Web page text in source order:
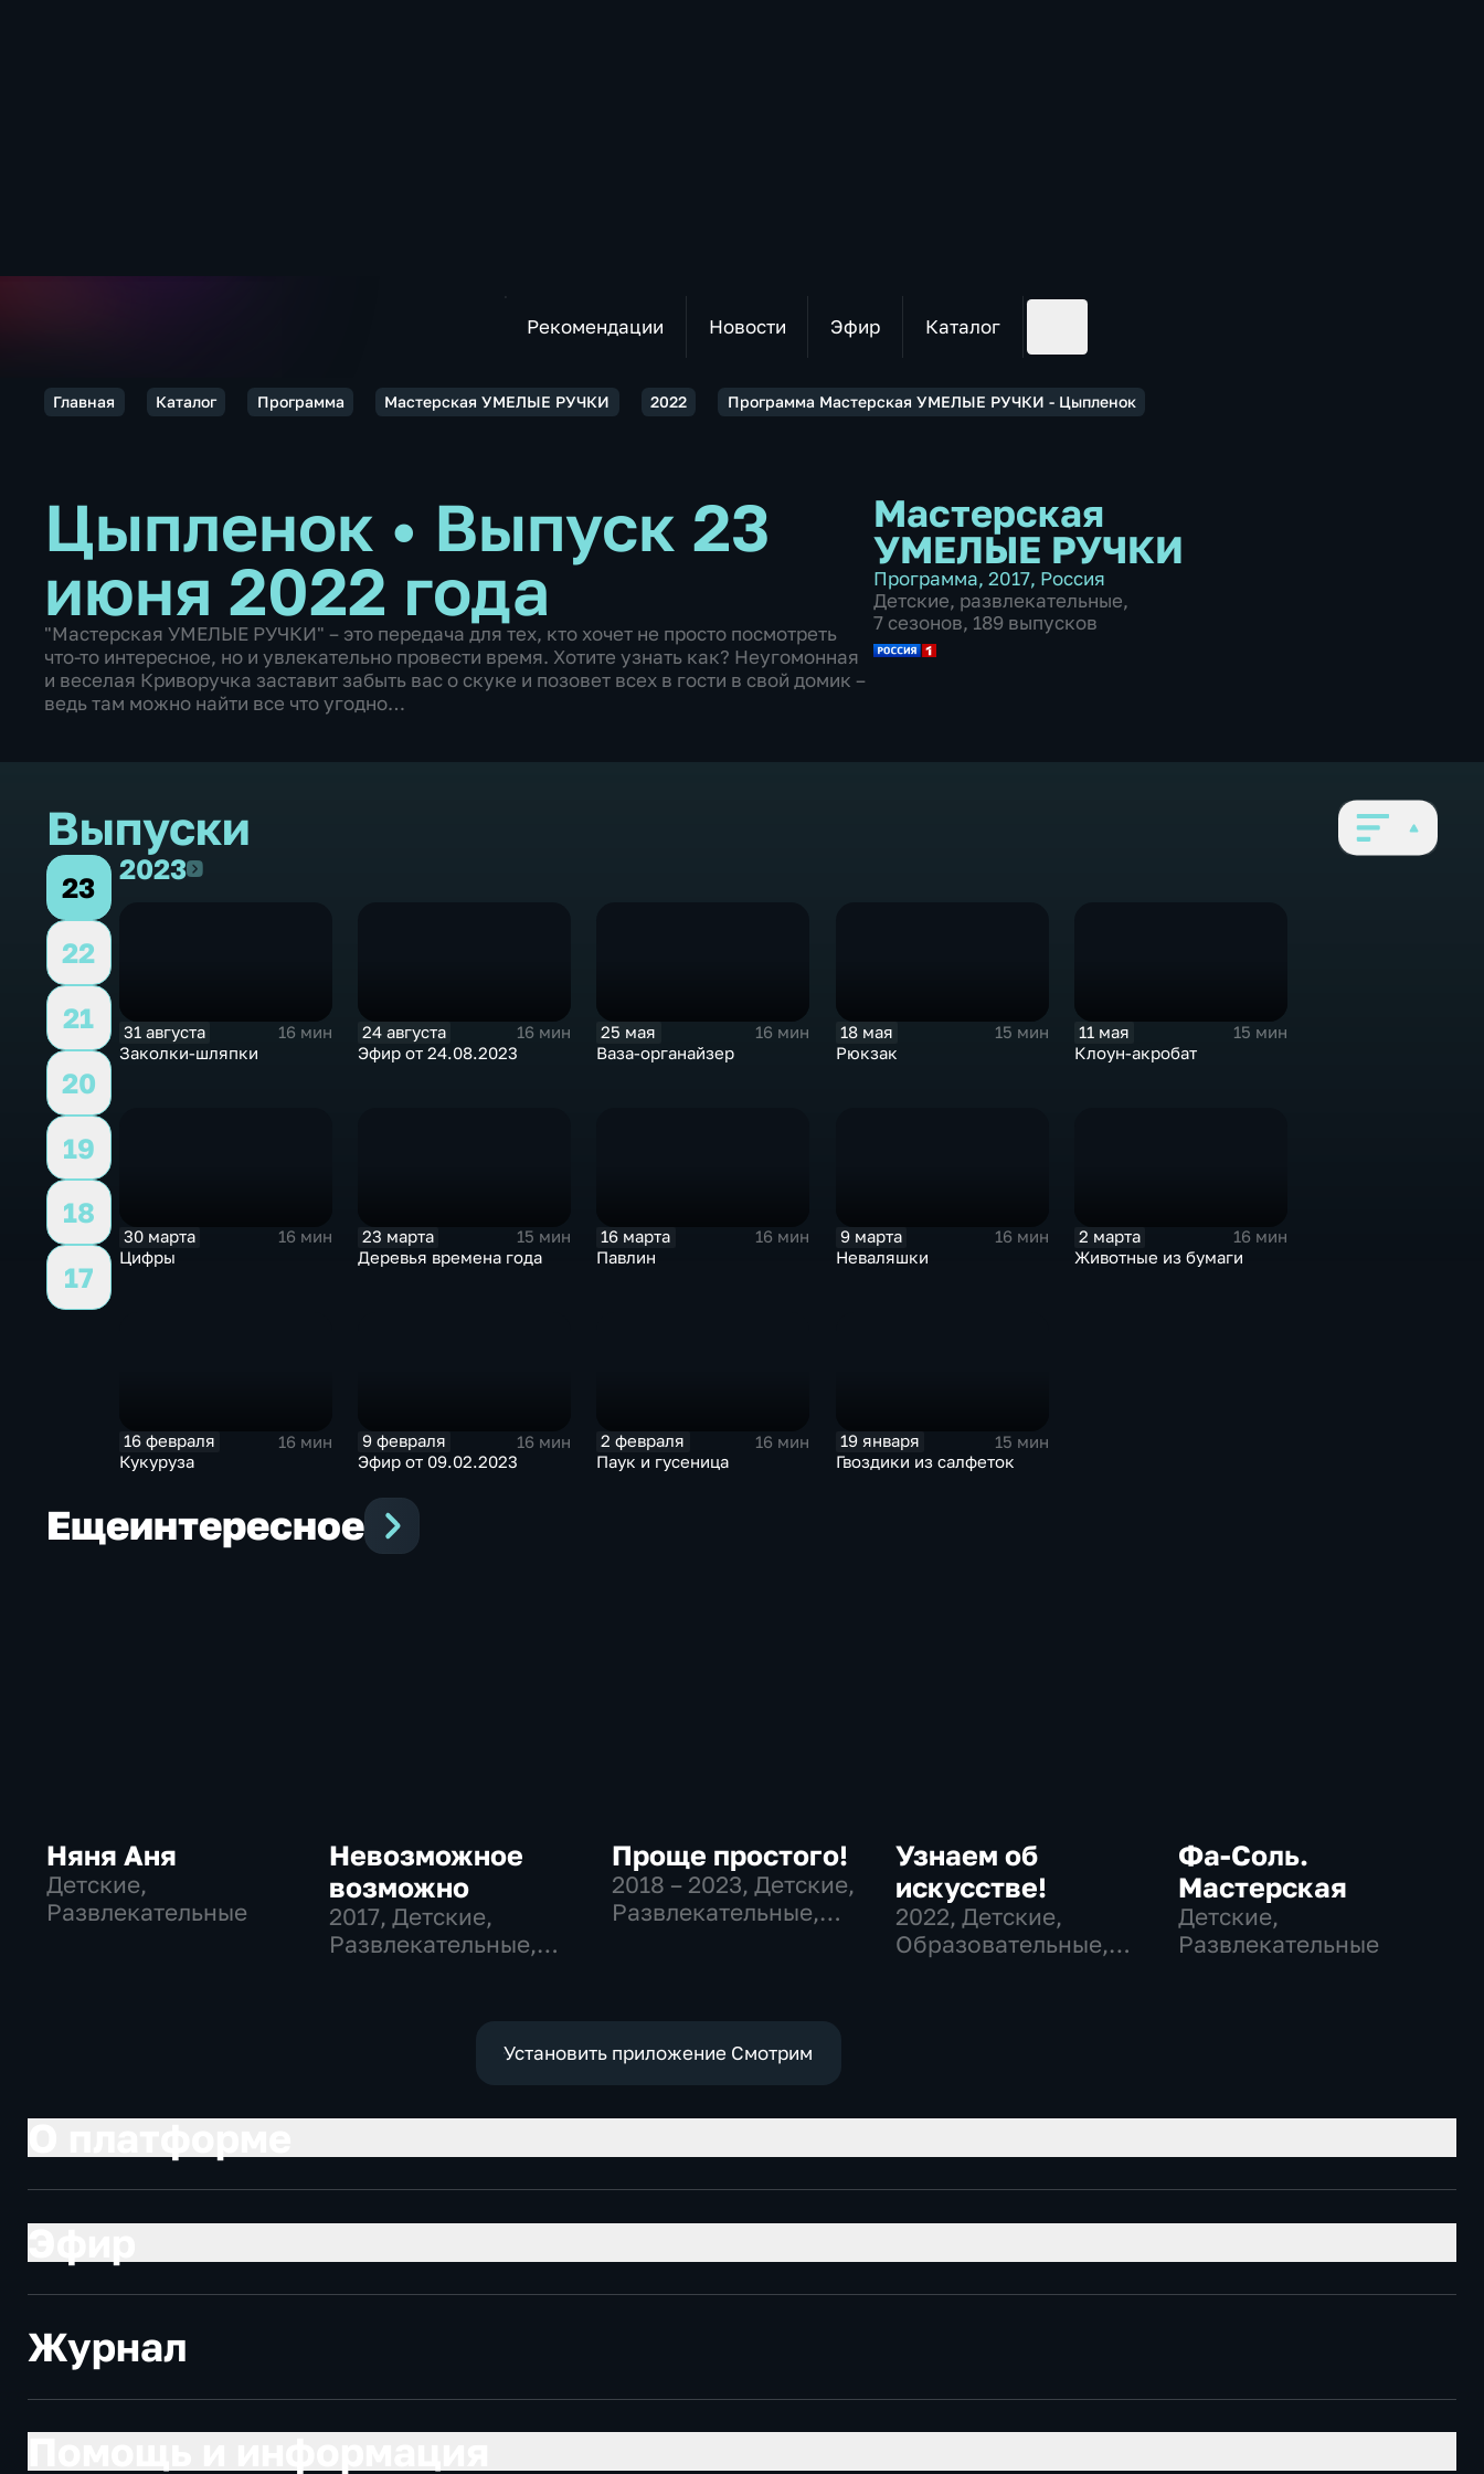
Рекомендации Новости Эфир Каталог
Главная Каталог Программа Мастерская УМЕЛЫЕ РУЧКИ 2022 Программа Мастерская УМЕЛЫЕ РУЧКИ - Цыпленок
Цыпленок • Выпуск 23
июня 2022 года
"Мастерская УМЕЛЫЕ РУЧКИ" – это передача для тех, кто хочет не просто посмотреть
что-то интересное, но и увлекательно провести время. Хотите узнать как? Неугомонная
и веселая Криворучка заставит забыть вас о скуке и позовет всех в гости в свой домик –
ведь там можно найти все что угодно…
Мастерская
УМЕЛЫЕ РУЧКИ
Программа, 2017, Россия
Детские, развлекательные,
7 сезонов, 189 выпусков
Выпуски
23
22
21
20
19
18
17
20232023
31 августа
16 мин
Заколки-шляпки
24 августа
16 мин
Эфир от 24.08.2023
25 мая
16 мин
Ваза-органайзер
18 мая
15 мин
Рюкзак
11 мая
15 мин
Клоун-акробат
30 марта
16 мин
Цифры
23 марта
15 мин
Деревья времена года
16 марта
16 мин
Павлин
9 марта
16 мин
Неваляшки
2 марта
16 мин
Животные из бумаги
16 февраля
16 мин
Кукуруза
9 февраля
16 мин
Эфир от 09.02.2023
2 февраля
16 мин
Паук и гусеница
19 января
15 мин
Гвоздики из салфеток
Ещеинтересное
Няня Аня
Детские,
Развлекательные
Невозможное
возможно
2017, Детские,
Развлекательные,
Проще простого!
2018 – 2023, Детские,
Развлекательные,
Узнаем об
искусстве!
2022, Детские,
Образовательные,
Фа-Соль.
Мастерская
Детские,
Развлекательные
Установить приложение Смотрим
Журнал